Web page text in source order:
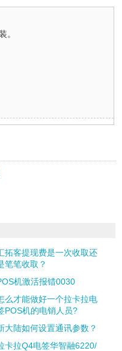
。
拓客提现费是一次收取还
笔笔收取？
机激活报错0030
么才能做好一个拉卡拉电
POS机的电销人员?
大陆如何设置通讯参数？
卡拉Q4电签华智融6220/